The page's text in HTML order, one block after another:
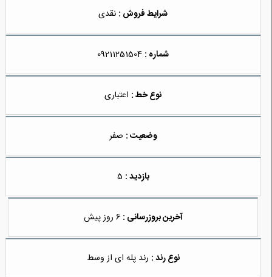
شرایط فروش : نقدی
شماره : 09211251504
نوع خط : اعتباری
وضعیت : صفر
بازدید :
آخرین بروزرسانی : 6 روز پیش
نوع رند : رند پله ای از وسط